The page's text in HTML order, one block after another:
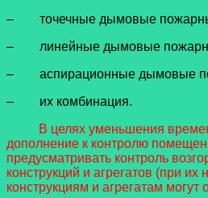
– точечные дымовые
– линейные дымовые
– аспирационные дымовые
– их комбинация.
В целях уменьшения
дополнение к контролю
предусматривать контроль
конструкций и агрегатов (при их
конструкциям и агрегатам могут